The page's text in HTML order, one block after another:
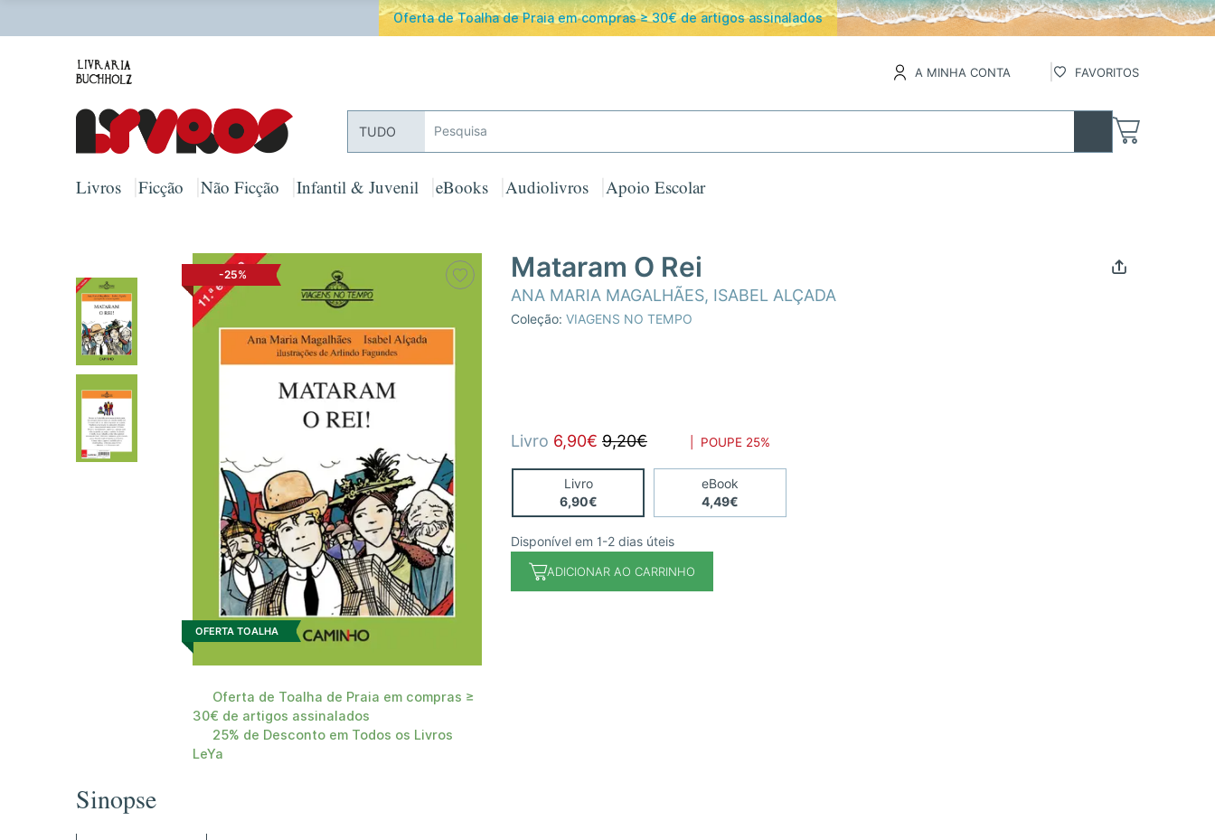
Oferta de Toalha de Praia em compras ≥ 30€ de artigos assinalados
A MINHA CONTA FAVORITOS
TUDO
Livros Ficção Não Ficção Infantil & Juvenil eBooks Audiolivros Apoio Escolar
Mataram O Rei
ANA MARIA MAGALHÃES, ISABEL ALÇADA
Coleção: VIAGENS NO TEMPO
-25%
OFERTA TOALHA
Oferta de Toalha de Praia em compras ≥
30€ de artigos assinalados
25% de Desconto em Todos os Livros
LeYa
Livro 6,90€ 9,20€ | POUPE 25%
Livro
6,90€
eBook
4,49€
Disponível em 1-2 dias úteis
ADICIONAR AO CARRINHO
Sinopse